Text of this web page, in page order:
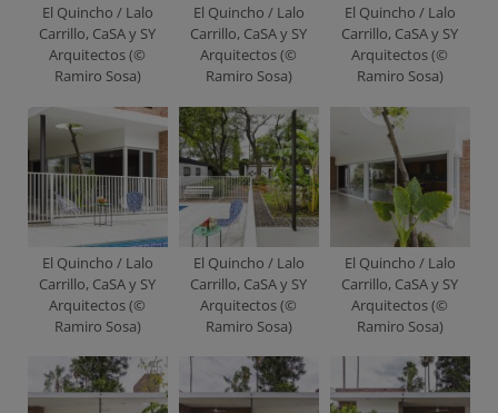
El Quincho / Lalo
Carrillo, CaSA y SY
Arquitectos (©
Ramiro Sosa)
El Quincho / Lalo
Carrillo, CaSA y SY
Arquitectos (©
Ramiro Sosa)
El Quincho / Lalo
Carrillo, CaSA y SY
Arquitectos (©
Ramiro Sosa)
El Quincho / Lalo
Carrillo, CaSA y SY
Arquitectos (©
Ramiro Sosa)
El Quincho / Lalo
Carrillo, CaSA y SY
Arquitectos (©
Ramiro Sosa)
El Quincho / Lalo
Carrillo, CaSA y SY
Arquitectos (©
Ramiro Sosa)